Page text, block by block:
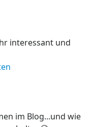
interessant und
im Blog...und wie